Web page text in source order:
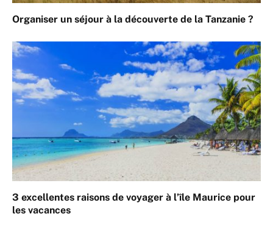
Organiser un séjour à la découverte de la Tanzanie ?
3 excellentes raisons de voyager à l’île Maurice pour
les vacances